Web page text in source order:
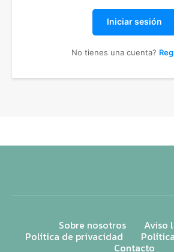
Iniciar sesión
No tienes una cuenta?
Sobre nosotros Aviso
Política de privacidad
Contacto